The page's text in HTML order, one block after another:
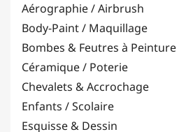
Aérographie / Airbrush
Body-Paint / Maquillage
Bombes & Feutres à Peinture
Céramique / Poterie
Chevalets & Accrochage
Enfants / Scolaire
Esquisse & Dessin